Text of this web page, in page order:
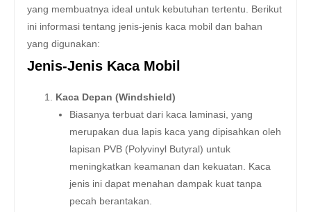
yang membuatnya ideal untuk kebutuhan tertentu. Berikut
ini informasi tentang jenis-jenis kaca mobil dan bahan
yang digunakan:
Jenis-Jenis Kaca Mobil
Kaca Depan (Windshield)
Biasanya terbuat dari kaca laminasi, yang
merupakan dua lapis kaca yang dipisahkan oleh
lapisan PVB (Polyvinyl Butyral) untuk
meningkatkan keamanan dan kekuatan. Kaca
jenis ini dapat menahan dampak kuat tanpa
pecah berantakan.